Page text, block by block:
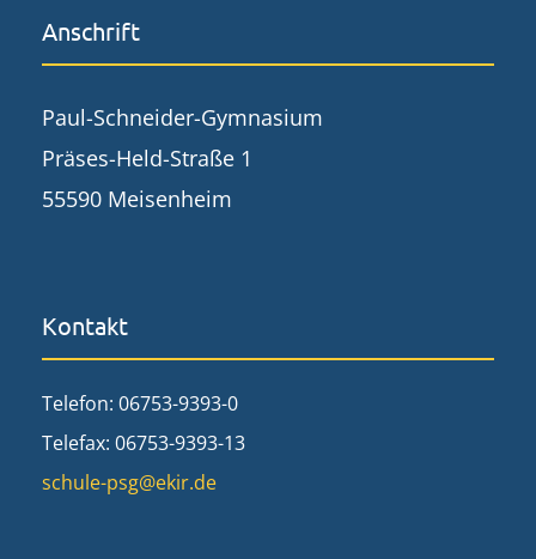
Anschrift
Paul-Schneider-Gymnasium
Präses-Held-Straße 1
55590 Meisenheim
Kontakt
Telefon: 06753-9393-0
Telefax: 06753-9393-13
schule-psg@ekir.de